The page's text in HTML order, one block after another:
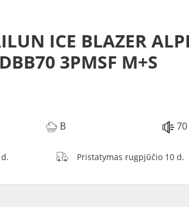
ICE BLAZER
3PMSF M+S
B 70
Pristatymas rugpjūčio 10 d.